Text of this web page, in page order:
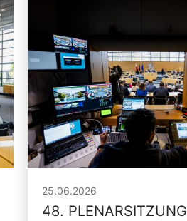
25.06.2026
48. PLENARSITZUNG